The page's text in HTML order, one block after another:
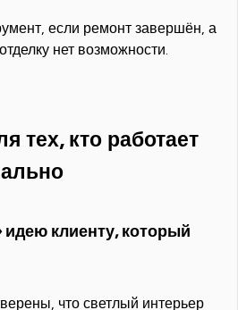
если ремонт завершён, а
нет возможности.
тех, кто работает
идею клиенту, который
что светлый интерьер